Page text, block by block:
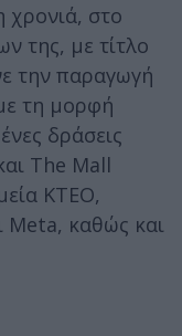
χρονιά, στο
της, με τίτλο
την παραγωγή
τη μορφή
δράσεις
The Mall
ΚΤΕΟ,
Meta, καθώς και